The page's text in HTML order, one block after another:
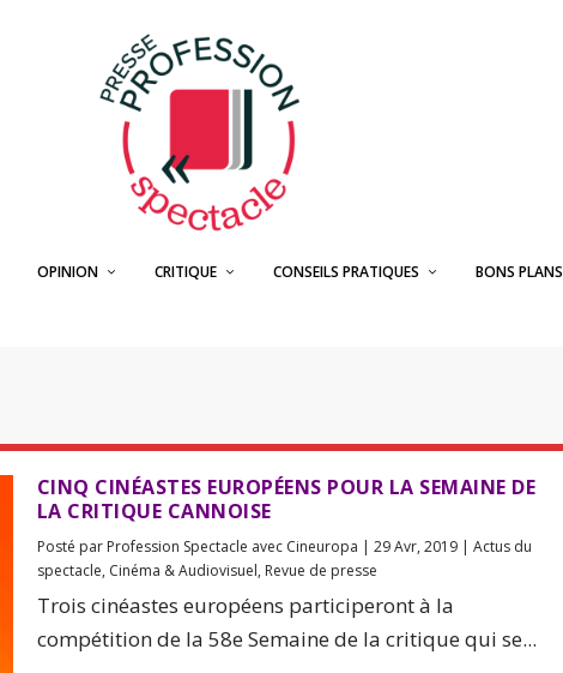
OPINION CRITIQUE CONSEILS PRATIQUES BONS PLANS
CINQ CINÉASTES EUROPÉENS POUR LA SEMAINE DE
LA CRITIQUE CANNOISE
Posté par Profession Spectacle avec Cineuropa | 29 Avr, 2019| Actus du
spectacle, Cinéma & Audiovisuel, Revue de presse
Trois cinéastes européens participeront à la
compétition de la 58e Semaine de la critique qui se...